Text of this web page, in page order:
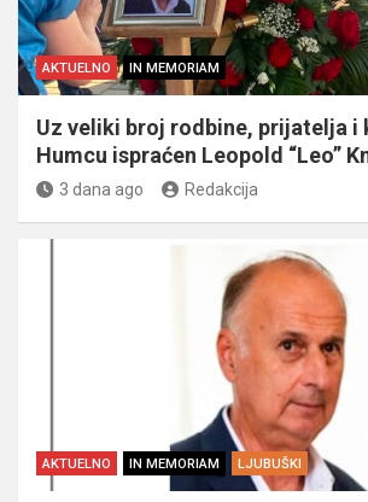
AKTUELNO IN MEMORIAM
Uz veliki broj rodbine, prijatelja i
Humcu ispraćen Leopold “Leo”
3 dana ago Redakcija
AKTUELNO IN MEMORIAM LJUBUŠKI